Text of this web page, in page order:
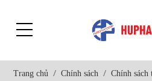
Trang chủ Chính sách Chính sách